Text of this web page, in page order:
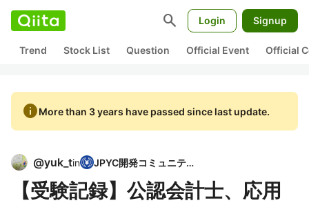
search Login Signup
Trend Stock List Question Official Event Official
infoMore than 3 years have passed since last update.
@yuk_tin JPYC開発コミュニティ
【受験記録】公認会計士、応用